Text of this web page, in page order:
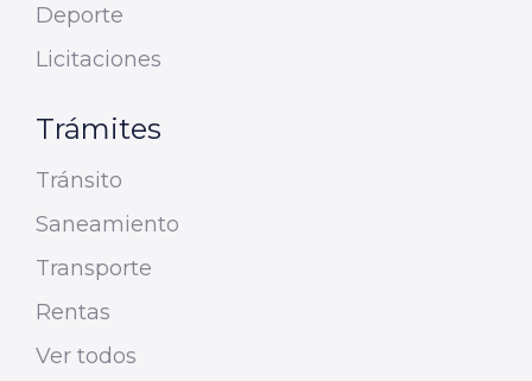
Deporte
Licitaciones
Trámites
Tránsito
Saneamiento
Transporte
Rentas
Ver todos